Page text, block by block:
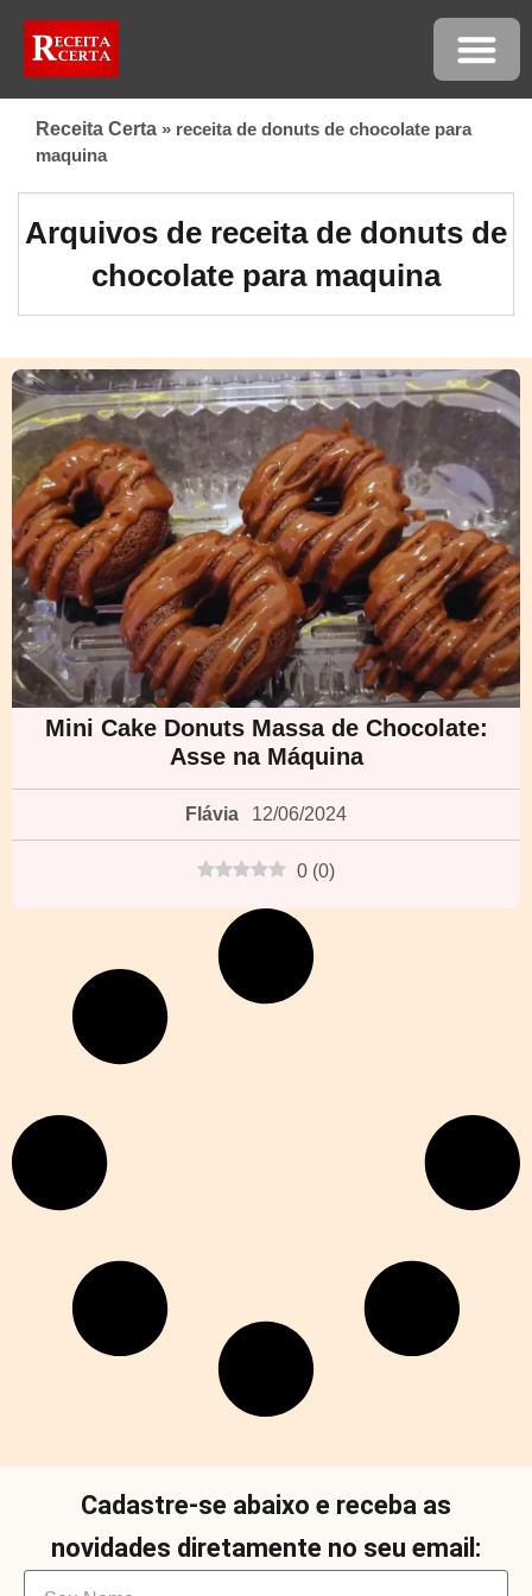
Receita Certa » receita de donuts de chocolate para
maquina
Arquivos de receita de donuts de
chocolate para maquina
Mini Cake Donuts Massa de Chocolate:
Asse na Máquina
Flávia 12/06/2024
0 (0)
Cadastre-se abaixo e receba as
novidades diretamente no seu email: